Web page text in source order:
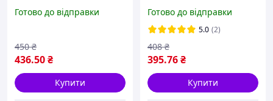
Готово до відправки
436.50₴
450 ₴
Купити
Готово до відправки
5.0 (2)
395.76₴
408 ₴
Купити